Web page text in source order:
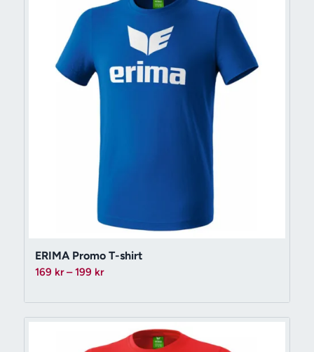
ERIMA Promo T-shirt
169 kr – 199 krPrisintervall:
till
199 kr